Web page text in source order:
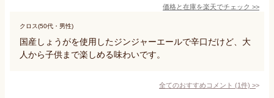
価格と在庫を楽天でチェック >>
クロス(50代・男性)
国産しょうがを使用したジンジャーエールで辛口だけど、大
人から子供まで楽しめる味わいです。
全てのおすすめコメント (1件) >